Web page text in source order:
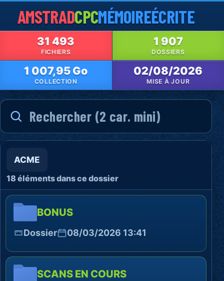
AMSTRADCPCMÉMOIREÉCRITE
31 493
FICHIERS
1 907
DOSSIERS
1 007,95 Go
COLLECTION
02/08/2026
MISE À JOUR
ACME
18 éléments dans ce dossier
BONUS
Dossier 08/03/2026 13:41
SCANS EN COURS